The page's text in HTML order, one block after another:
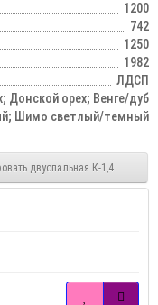
1200
742
1250
1982
ЛДСП
Донской орех; Венге/дуб
Шимо светлый/темный
двуспальная К-1,4